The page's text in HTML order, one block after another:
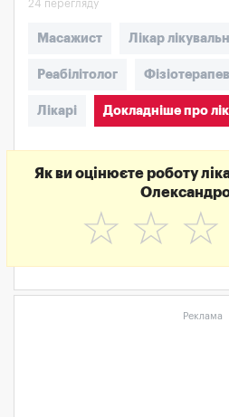
24 перегляду
Масажист Лікар
Реабілітолог
Лікарі Докладніше про
Як ви оцінюєте роботу
☆
☆
☆
Реклама